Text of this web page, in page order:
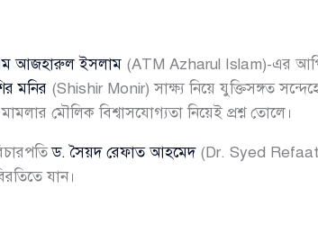
আজহারুল ইসলাম (ATM Azharul Islam)-এর
মনির (Shishir Monir) সাক্ষ্য নিয়ে যুক্তিসঙ্গত
মৌলিক বিশ্বাসযোগ্যতা নিয়েই প্রশ্ন তোলে।
ড. সৈয়দ রেফাত আহমেদ(Dr. Syed Refaat
যান।